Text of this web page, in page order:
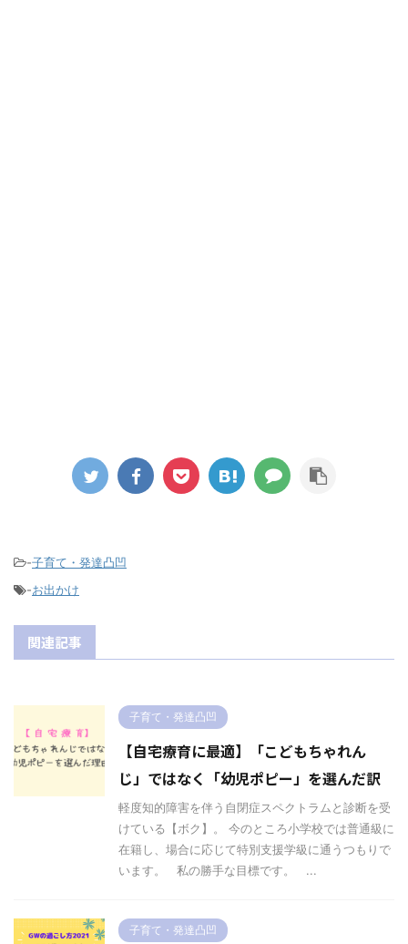
-子育て・発達凸凹
-お出かけ
関連記事
子育て・発達凸凹
【自宅療育に最適】「こどもちゃれん
じ」ではなく「幼児ポピー」を選んだ訳
軽度知的障害を伴う自閉症スペクトラムと診断を受
けている【ボク】。 今のところ小学校では普通級に
在籍し、場合に応じて特別支援学級に通うつもりで
います。 私の勝手な目標です。 ...
子育て・発達凸凹